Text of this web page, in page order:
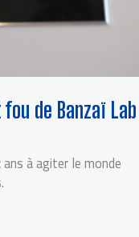
de Banzaï Lab
à agiter le monde